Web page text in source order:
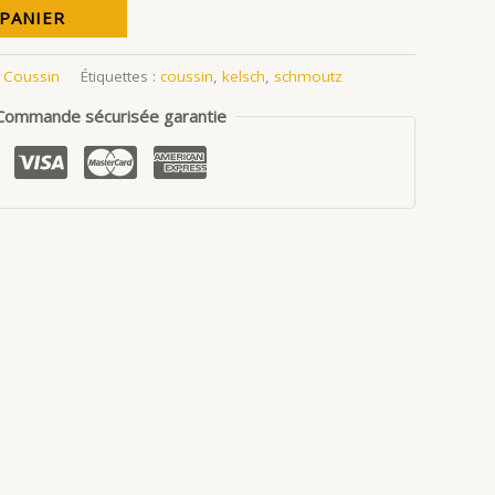
Coussin Étiquettes : coussin kelsch schmoutz
sécurisée garantie